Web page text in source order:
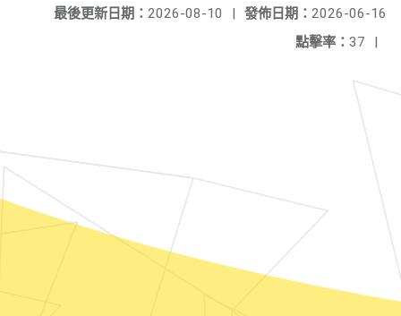
發佈日期： 2026-06-16
最後更新日期： 2026-08-10
|
點擊率： 37 |